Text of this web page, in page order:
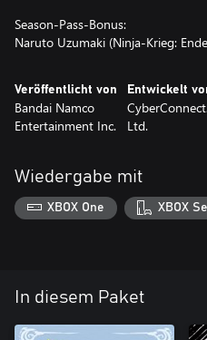
Season-Pass-Bonus:
Naruto Uzumaki (Ninja-Krieg:
Veröffentlicht von
Bandai Namco
Entertainment Inc.
Entwickelt
Ltd.
Wiedergabe mit
XBOX One XBOX
In diesem Paket